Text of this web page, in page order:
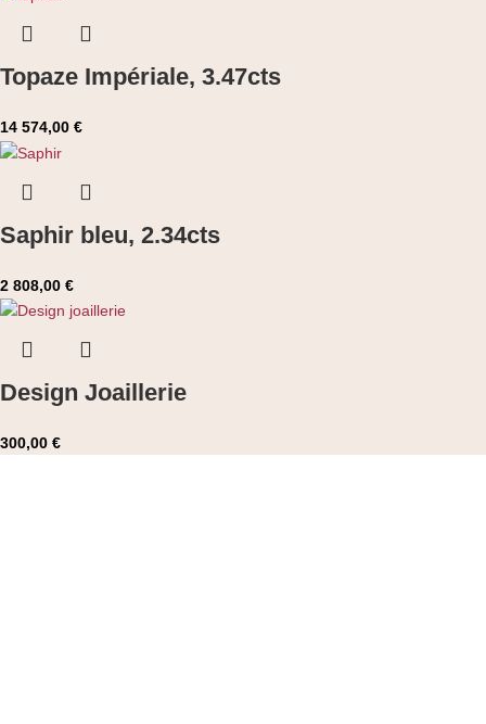
Topaze Impériale, 3.47cts
14 574,00 €
Saphir bleu, 2.34cts
2 808,00 €
Design Joaillerie
300,00 €